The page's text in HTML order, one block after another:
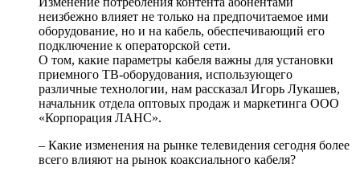
неизбежно влияет не только на предпочитаемое ими
оборудование, но и на кабель, обеспечивающий его
подключение к операторской сети.
О том, какие параметры кабеля важны для установки
приемного ТВ-оборудования, использующего
различные технологии, нам рассказал Игорь Лукашев,
начальник отдела оптовых продаж и маркетинга ООО
«Корпорация ЛАНС».
– Какие изменения на рынке телевидения сегодня более
всего влияют на рынок коаксиального кабеля?